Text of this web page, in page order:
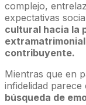
complejo,
expectativas
cultural hacia la
contribuyente.
Mientras que en
infidelidad parece
búsqueda de